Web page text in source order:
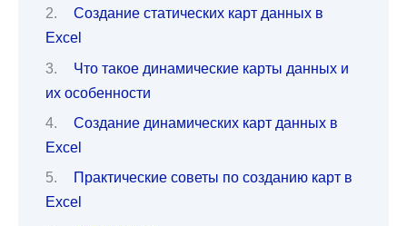
Создание статических карт данных в
Excel
Что такое динамические карты данных и
их особенности
Создание динамических карт данных в
Excel
Практические советы по созданию карт в
Excel